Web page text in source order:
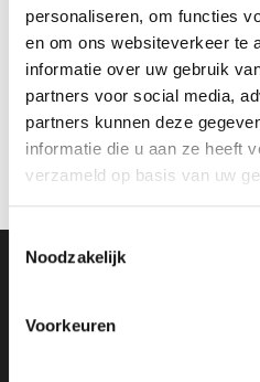
personaliseren, om functies
en om ons websiteverkeer te
informatie over uw gebruik
partners voor social media,
partners kunnen deze
informatie die u aan ze heeft
verzameld op basis van uw
Toestemmingsselectie
Noodzakelijk
Voorkeuren
PADLER HORLOGEHOUDER
€15,00